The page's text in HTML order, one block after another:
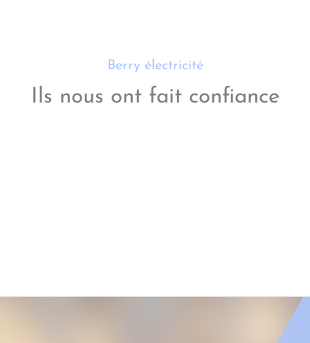
Berry électricité
Ils nous ont fait confiance